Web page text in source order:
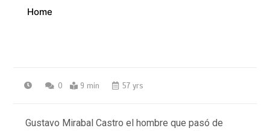
Home
0 9 min 57 yrs
Gustavo Mirabal Castro el hombre que pasó de